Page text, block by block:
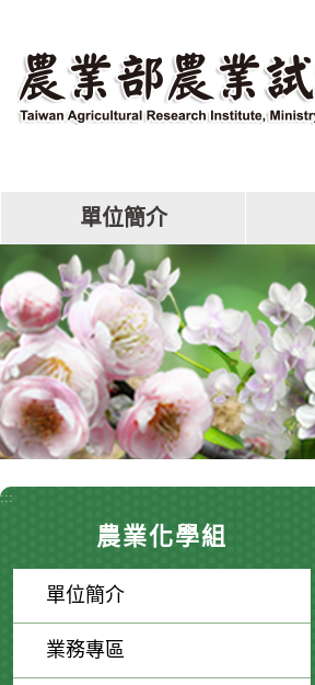
單位簡介
:::
農業化學組
單位簡介
業務專區